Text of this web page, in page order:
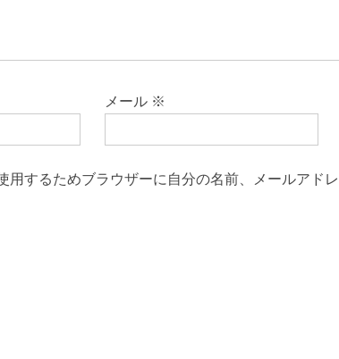
メール ※
用するためブラウザーに自分の名前、メールアド